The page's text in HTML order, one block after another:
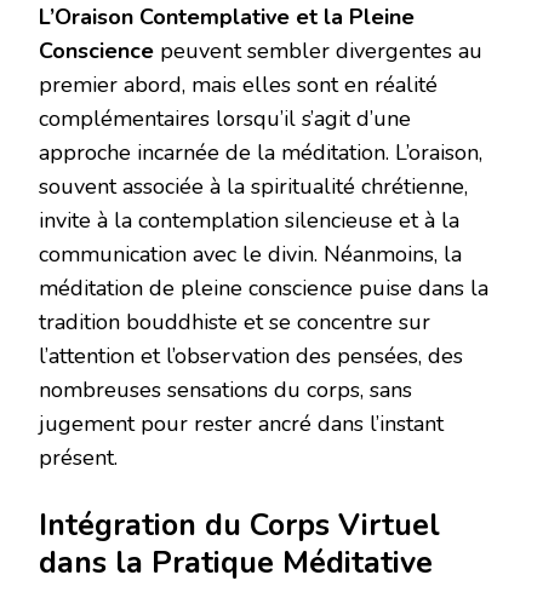
L’Oraison Contemplative et la Pleine
Conscience peuvent sembler divergentes au
premier abord, mais elles sont en réalité
complémentaires lorsqu’il s’agit d’une
approche incarnée de la méditation. L’oraison,
souvent associée à la spiritualité chrétienne,
invite à la contemplation silencieuse et à la
communication avec le divin. Néanmoins, la
méditation de pleine conscience puise dans la
tradition bouddhiste et se concentre sur
l’attention et l’observation des pensées, des
nombreuses sensations du corps, sans
jugement pour rester ancré dans l’instant
présent.
Intégration du Corps Virtuel
dans la Pratique Méditative